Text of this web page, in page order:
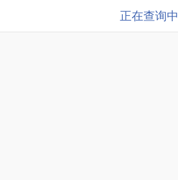
正在查询中